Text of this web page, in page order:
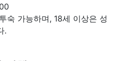
숙 가능하며, 18세 이상은 성
.